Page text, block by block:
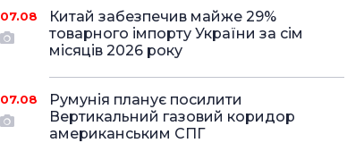
07.08
Китай забезпечив майже 29%
товарного імпорту України за сім
місяців 2026 року
07.08
Румунія планує посилити
Вертикальний газовий коридор
американським СПГ